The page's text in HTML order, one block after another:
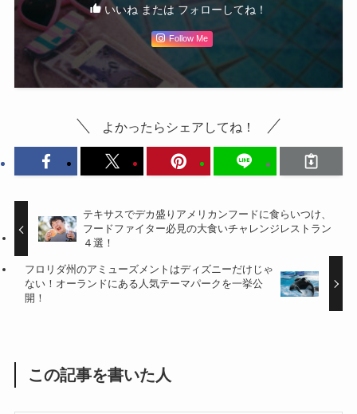
いいね または フォローしてね！
Follow Me
よかったらシェアしてね！
テキサスでデカ盛りアメリカンフードに食らいつけ、
フードファイター必見の大食いチャレンジレストラン
４選！
フロリダ州のアミューズメントはディズニーだけじゃ
ない！オーランドにある人気テーマパークを一挙公
開！
この記事を書いた人